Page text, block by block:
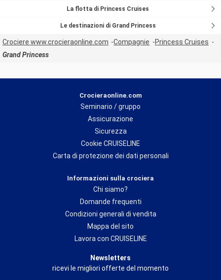
La flotta di Princess Cruises
Le destinazioni di Grand Princess
Crociere www.crocieraonline.com Compagnie
Princess Cruises
Grand Princess
Crocieraonline.com
Seminario / gruppo
Assicurazione
Sicurezza
Cookie CRUISELINE
Carta di protezione dei dati personali
Informazioni sulla crociera
Chi siamo?
Domande frequenti
Condizioni generali di vendita
Mappa del sito
Lavora con CRUISELINE
Newsletters
ricevi le migliori offerte del momento